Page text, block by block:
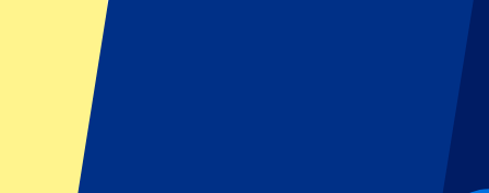
Juventus vs Parma Calcio 1913
29 agosto 2026, 20:45
Más detalles